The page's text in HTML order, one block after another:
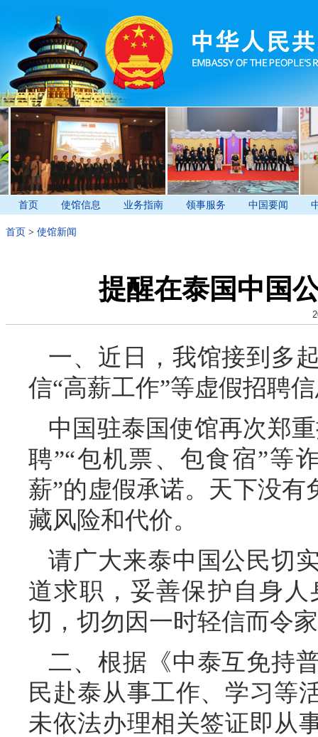
首页 使馆信息 业务指南 领事服务 中国要闻
首页 > 使馆新闻
提醒在泰国中国
一、近日，我馆接到多
信“高薪工作”等虚假招聘
中国驻泰国使馆再次郑
聘”“包机票、包食宿”等
薪”的虚假承诺。天下没有
藏风险和代价。
请广大来泰中国公民切
道求职，妥善保护自身
切，切勿因一时轻信而令
二、根据《中泰互免持
民赴泰从事工作、学习等
未依法办理相关签证即从